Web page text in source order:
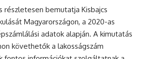
részletesen bemutatja Kisbajcs
Magyarországon, a 2020-as
adatok alapján. A kimutatás
követhetők a lakosságszám